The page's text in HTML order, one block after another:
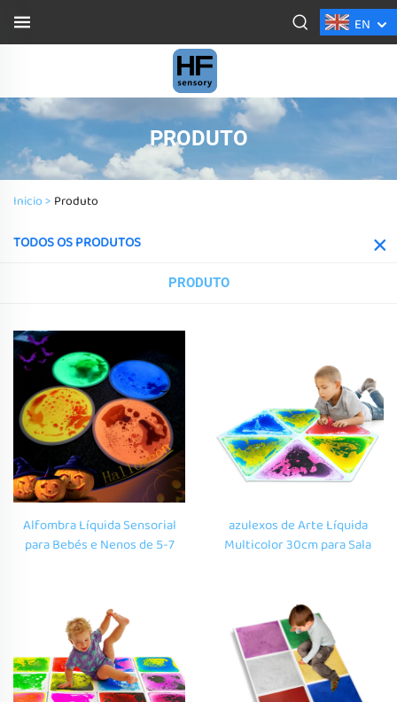
EN
PRODUTO
Inicio > Produto
TODOS OS PRODUTOS
PRODUTO
Alfombra Líquida Sensorial
para Bebés e Nenos de 5-7
Estrés
azulexos de Arte Líquida
Multicolor 30cm para Sala
Lar, Alfombra de Chao de Xogo
para Autismo